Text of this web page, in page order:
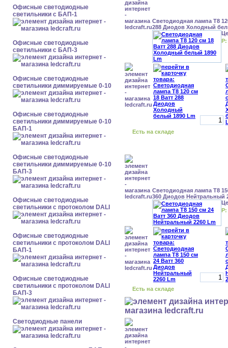
Офисные светодиодные
светильники с БАП-1
Офисные светодиодные
светильники с БАП-3
Офисные светодиодные
светильники диммируемые 0-10
Офисные светодиодные
светильники диммируемые 0-10
БАП-1
Офисные светодиодные
светильники диммируемые 0-10
БАП-3
Офисные светодиодные
светильники с протоколом DALI
Офисные светодиодные
светильники с протоколом DALI
БАП-1
Офисные светодиодные
светильники с протоколом DALI
БАП-3
Cветодиодные панели
Светодиодная лампа Т8
288 Диодов Холодный
Р:
Есть на складе
Светодиодная лампа Т8
360 Диодов Нейтральный
Р:
Есть на складе